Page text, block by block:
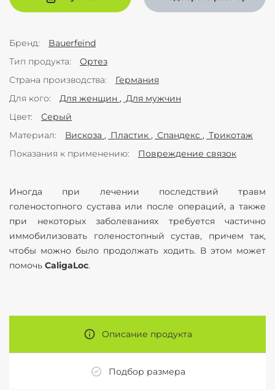
Бренд
Bauerfeind
Тип продукта
Ортез
Страна производства
Германия
Для кого
Для женщин
Для мужчин
Цвет
Серый
Материал
Вискоза Пластик Спандекс
Трикотаж
Показания к применению
Повреждение связок
Иногда при лечении последствий травм
голеностопного сустава или после операций, а также
при некоторых заболеваниях требуется частично
иммобилизовать голеностопный сустав, причем так,
чтобы можно было продолжать ходить. В этом может
помочь CaligaLoc.
Описание продукта
Подбор размера